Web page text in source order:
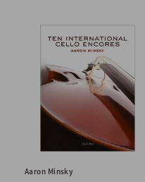
Aaron Minsky